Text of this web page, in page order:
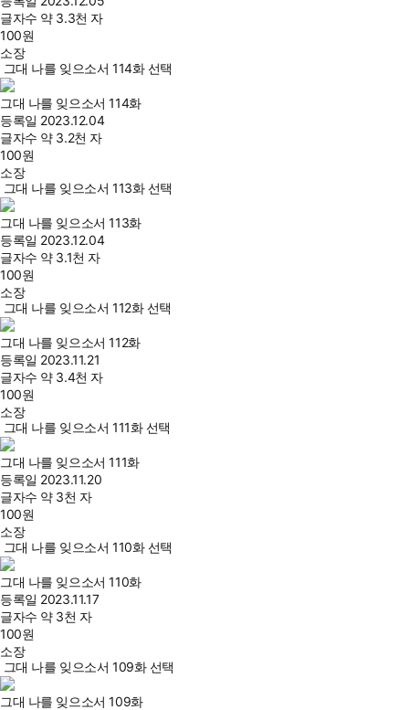
글자수 약 3.3천 자
100원
소장
그대 나를 잊으소서 114화 선택
그대 나를 잊으소서 114화
등록일 2023.12.04
글자수 약 3.2천 자
100원
소장
그대 나를 잊으소서 113화 선택
그대 나를 잊으소서 113화
등록일 2023.12.04
글자수 약 3.1천 자
100원
소장
그대 나를 잊으소서 112화 선택
그대 나를 잊으소서 112화
등록일 2023.11.21
글자수 약 3.4천 자
100원
소장
그대 나를 잊으소서 111화 선택
그대 나를 잊으소서 111화
등록일 2023.11.20
글자수 약 3천 자
100원
소장
그대 나를 잊으소서 110화 선택
그대 나를 잊으소서 110화
등록일 2023.11.17
글자수 약 3천 자
100원
소장
그대 나를 잊으소서 109화 선택
그대 나를 잊으소서 109화